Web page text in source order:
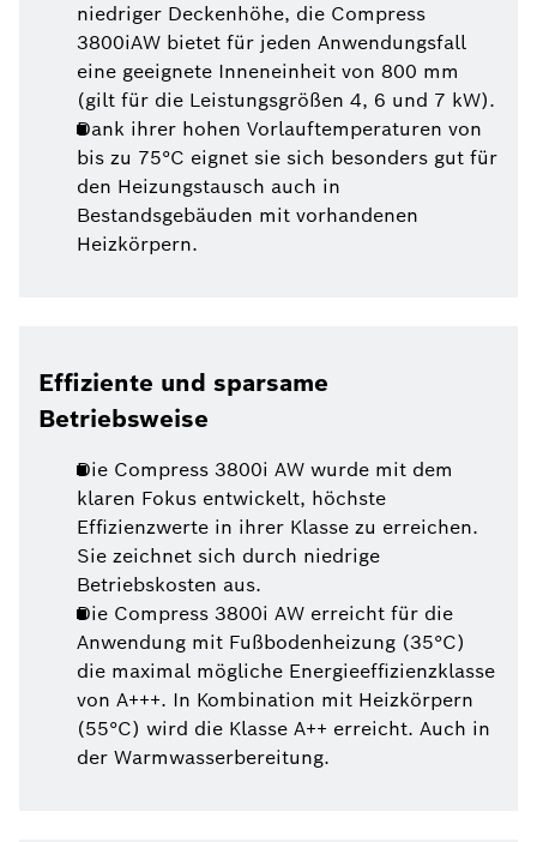
niedriger Deckenhöhe, die Compress
3800iAW bietet für jeden Anwendungsfall
eine geeignete Inneneinheit von 800 mm
(gilt für die Leistungsgrößen 4, 6 und 7 kW).
Dank ihrer hohen Vorlauftemperaturen von
bis zu 75°C eignet sie sich besonders gut für
den Heizungstausch auch in
Bestandsgebäuden mit vorhandenen
Heizkörpern.
Effiziente und sparsame
Betriebsweise
Die Compress 3800i AW wurde mit dem
klaren Fokus entwickelt, höchste
Effizienzwerte in ihrer Klasse zu erreichen.
Sie zeichnet sich durch niedrige
Betriebskosten aus.
Die Compress 3800i AW erreicht für die
Anwendung mit Fußbodenheizung (35°C)
die maximal mögliche Energieeffizienzklasse
von A+++. In Kombination mit Heizkörpern
(55°C) wird die Klasse A++ erreicht. Auch in
der Warmwasserbereitung.